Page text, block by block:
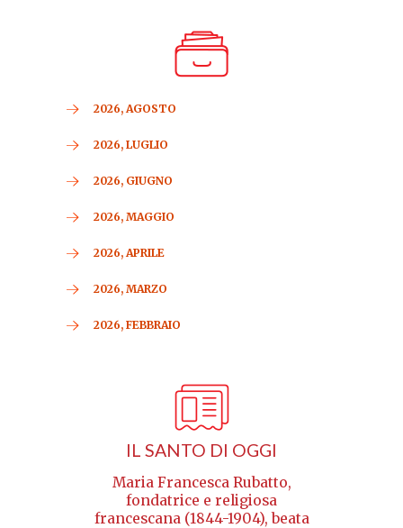
2026, AGOSTO
2026, LUGLIO
2026, GIUGNO
2026, MAGGIO
2026, APRILE
2026, MARZO
2026, FEBBRAIO
IL SANTO DI OGGI
Maria Francesca Rubatto,
fondatrice e religiosa
francescana (1844-1904), beata